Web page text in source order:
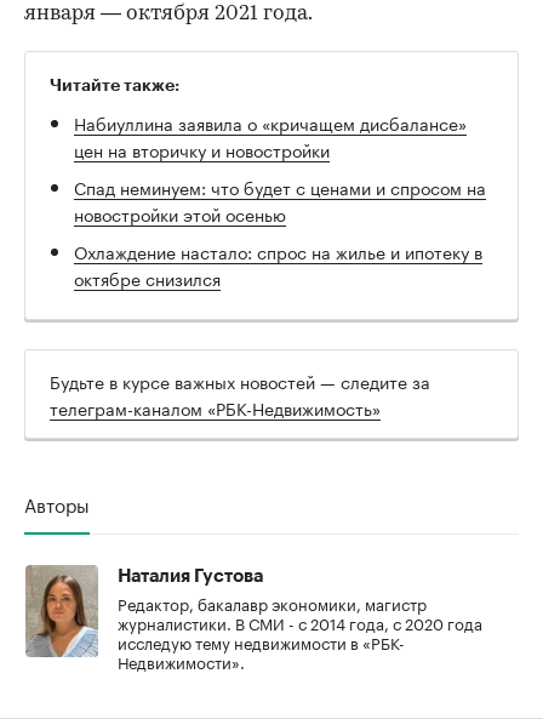
января — октября 2021 года.
Читайте также:
Набиуллина заявила о «кричащем дисбалансе»
цен на вторичку и новостройки
Спад неминуем: что будет с ценами и спросом на
новостройки этой осенью
Охлаждение настало: спрос на жилье и ипотеку в
октябре снизился
Будьте в курсе важных новостей — следите за
телеграм-каналом «РБК-Недвижимость»
Авторы
Наталия Густова
Редактор, бакалавр экономики, магистр
журналистики. В СМИ - с 2014 года, с 2020 года
исследую тему недвижимости в «РБК-
Недвижимости».